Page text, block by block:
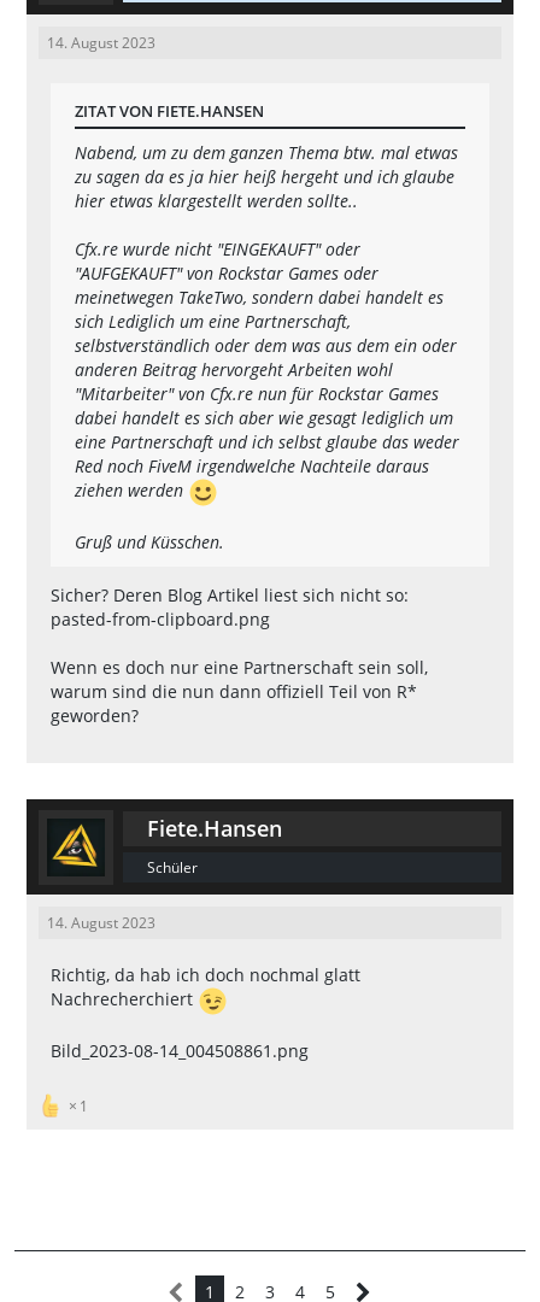
14. August 2023
ZITAT VON FIETE.HANSEN
Nabend, um zu dem ganzen Thema btw. mal etwas
zu sagen da es ja hier heiß hergeht und ich glaube
hier etwas klargestellt werden sollte..
Cfx.re wurde nicht "EINGEKAUFT" oder
"AUFGEKAUFT" von Rockstar Games oder
meinetwegen TakeTwo, sondern dabei handelt es
sich Lediglich um eine Partnerschaft,
selbstverständlich oder dem was aus dem ein oder
anderen Beitrag hervorgeht Arbeiten wohl
"Mitarbeiter" von Cfx.re nun für Rockstar Games
dabei handelt es sich aber wie gesagt lediglich um
eine Partnerschaft und ich selbst glaube das weder
Red noch FiveM irgendwelche Nachteile daraus
ziehen werden
Gruß und Küsschen.
Sicher? Deren Blog Artikel liest sich nicht so:
pasted-from-clipboard.png
Wenn es doch nur eine Partnerschaft sein soll,
warum sind die nun dann offiziell Teil von R*
geworden?
Fiete.Hansen
Schüler
14. August 2023
Richtig, da hab ich doch nochmal glatt
Nachrecherchiert
Bild_2023-08-14_004508861.png
1
1 2 3 4 5